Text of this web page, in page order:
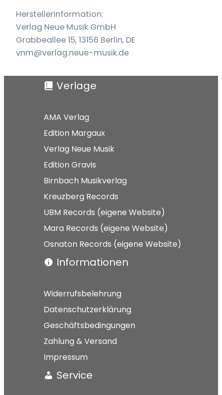
Herstellerinformation:
Verlag Neue Musik GmbH
Grabbeallee 15, 13156 Berlin, DE
vnm@verlag.neue-musik.de
Verlage
AMA Verlag
Edition Margaux
Verlag Neue Musik
Edition Gravis
Birnbach Musikverlag
Kreuzberg Records
UBM Records (eigene Website)
Mara Records (eigene Website)
Osnaton Records (eigene Website)
Informationen
Widerrufsbelehrung
Datenschutzerklärung
Geschäftsbedingungen
Zahlung & Versand
Impressum
Service